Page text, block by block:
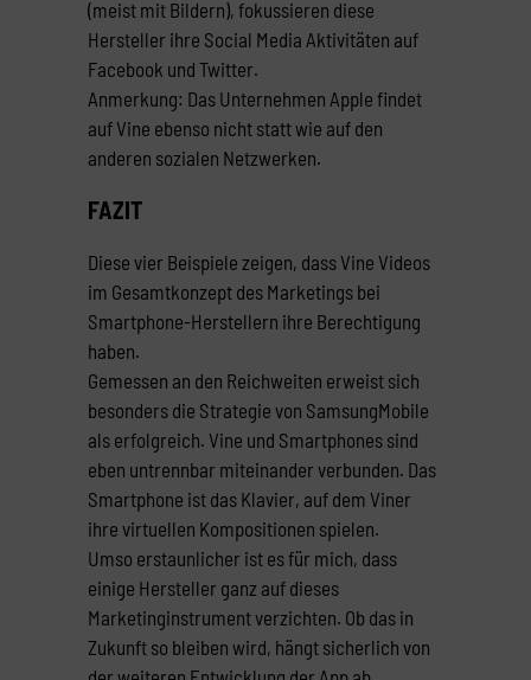
(meist mit Bildern), fokussieren diese
Hersteller ihre Social Media Aktivitäten auf
Facebook und Twitter.
Anmerkung: Das Unternehmen Apple findet
auf Vine ebenso nicht statt wie auf den
anderen sozialen Netzwerken.
FAZIT
Diese vier Beispiele zeigen, dass Vine Videos
im Gesamtkonzept des Marketings bei
Smartphone-Herstellern ihre Berechtigung
haben.
Gemessen an den Reichweiten erweist sich
besonders die Strategie von SamsungMobile
als erfolgreich. Vine und Smartphones sind
eben untrennbar miteinander verbunden. Das
Smartphone ist das Klavier, auf dem Viner
ihre virtuellen Kompositionen spielen.
Umso erstaunlicher ist es für mich, dass
einige Hersteller ganz auf dieses
Marketinginstrument verzichten. Ob das in
Zukunft so bleiben wird, hängt sicherlich von